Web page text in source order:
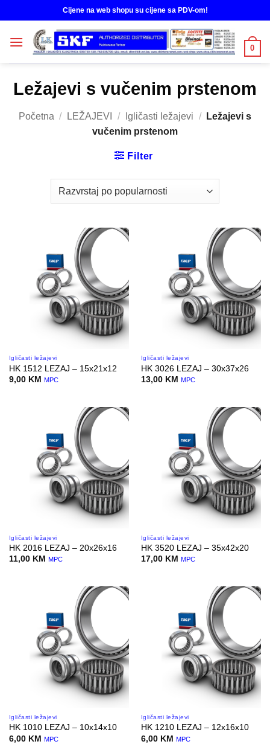
to
content
Cijene na web shopu su cijene sa PDV-om!
0
Ležajevi s vučenim prstenom
Početna / LEŽAJEVI / Igličasti ležajevi /
Ležajevi s
vučenim prstenom
Filter
Igličasti ležajevi
HK 1512 LEZAJ – 15x21x12
9,00 KM MPC
Igličasti ležajevi
HK 3026 LEZAJ – 30x37x26
13,00 KM MPC
Igličasti ležajevi
HK 2016 LEZAJ – 20x26x16
11,00 KM MPC
Igličasti ležajevi
HK 3520 LEZAJ – 35x42x20
17,00 KM MPC
Igličasti ležajevi
HK 1010 LEZAJ – 10x14x10
6,00 KM MPC
Igličasti ležajevi
HK 1210 LEZAJ – 12x16x10
6,00 KM MPC